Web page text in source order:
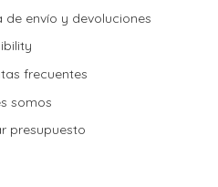
de envío y devoluciones
de envío y devoluciones
frecuentes
somos
presupuesto